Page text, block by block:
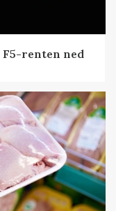
renten ned